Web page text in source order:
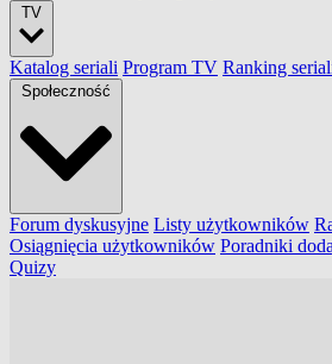
TV
Katalog seriali Program TV Ranking
Społeczność
Forum dyskusyjne Listy użytkowników
Osiągnięcia użytkowników Poradniki
Quizy